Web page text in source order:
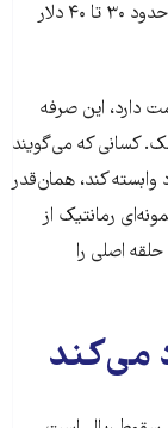
بود ذرت را از طریق واسطه‌ها بخرد و همین هر تن را حدود ۳۰ تا ۴۰ دلار
۲۵۰ دلار در تن قیمت دارد، این صرفه
اما کوچک. کسانی که می‌گویند
کند، همان‌قدر
رمانتیک از
اصلی را
می‌کند